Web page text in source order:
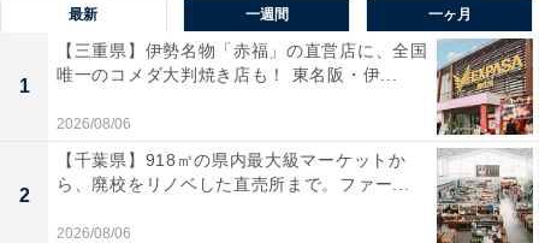
最新 一週間 一ヶ月
1
【三重県】伊勢名物「赤福」の直営店に、全国
唯一のコメダ大判焼き店も！ 東名阪・伊...
2026/08/06
2
【千葉県】918㎡の県内最大級マーケットか
ら、廃校をリノベした直売所まで。ファー...
2026/08/06